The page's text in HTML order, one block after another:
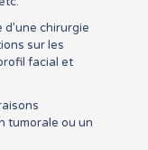
chirurgie
sur les
facial et
tumorale ou un